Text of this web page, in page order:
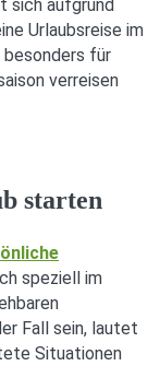
sich aufgrund
Urlaubsreise im
besonders für
verreisen
starten
speziell im
Fall sein, lautet
Situationen